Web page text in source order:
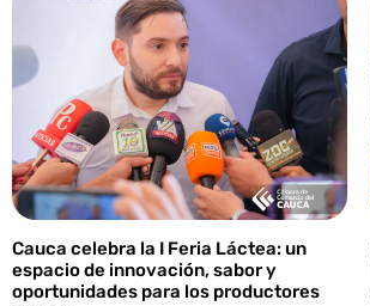
Cauca celebra la I Feria Láctea: un
espacio de innovación, sabor y
oportunidades para los productores